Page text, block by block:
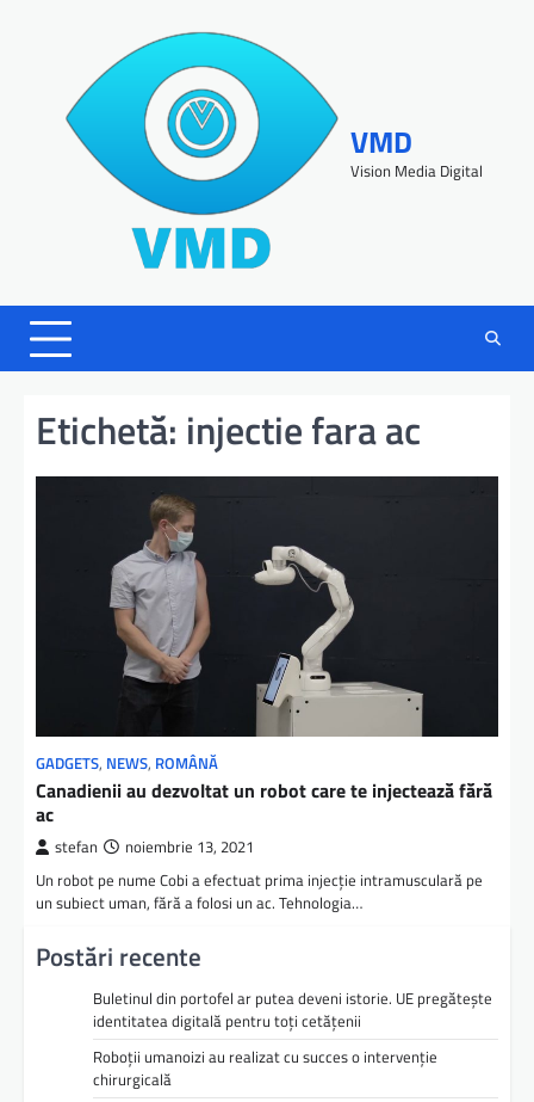
VMD
Vision Media Digital
Etichetă: injectie fara ac
GADGETS, NEWS, ROMÂNĂ
Canadienii au dezvoltat un robot care te injectează fără
ac
stefan noiembrie 13, 2021
Un robot pe nume Cobi a efectuat prima injecție intramusculară pe
un subiect uman, fără a folosi un ac. Tehnologia…
Postări recente
Buletinul din portofel ar putea deveni istorie. UE pregătește
identitatea digitală pentru toți cetățenii
Roboții umanoizi au realizat cu succes o intervenție
chirurgicală